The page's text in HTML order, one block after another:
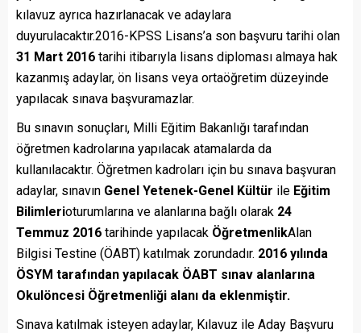
kılavuz ayrıca hazırlanacak ve adaylara
duyurulacaktır.2016-KPSS Lisans’a son başvuru tarihi olan
31 Mart 2016 tarihi itibarıyla lisans diploması almaya hak
kazanmış adaylar, ön lisans veya ortaöğretim düzeyinde
yapılacak sınava başvuramazlar.
Bu sınavın sonuçları, Milli Eğitim Bakanlığı tarafından
öğretmen kadrolarına yapılacak atamalarda da
kullanılacaktır. Öğretmen kadroları için bu sınava başvuran
adaylar, sınavın Genel Yetenek-Genel Kültür ile Eğitim
Bilimlerioturumlarına ve alanlarına bağlı olarak 24
Temmuz 2016 tarihinde yapılacak ÖğretmenlikAlan
Bilgisi Testine (ÖABT) katılmak zorundadır. 2016 yılında
ÖSYM tarafından yapılacak ÖABT sınav alanlarına
Okulöncesi Öğretmenliği alanı da eklenmiştir.
Sınava katılmak isteyen adaylar, Kılavuz ile Aday Başvuru